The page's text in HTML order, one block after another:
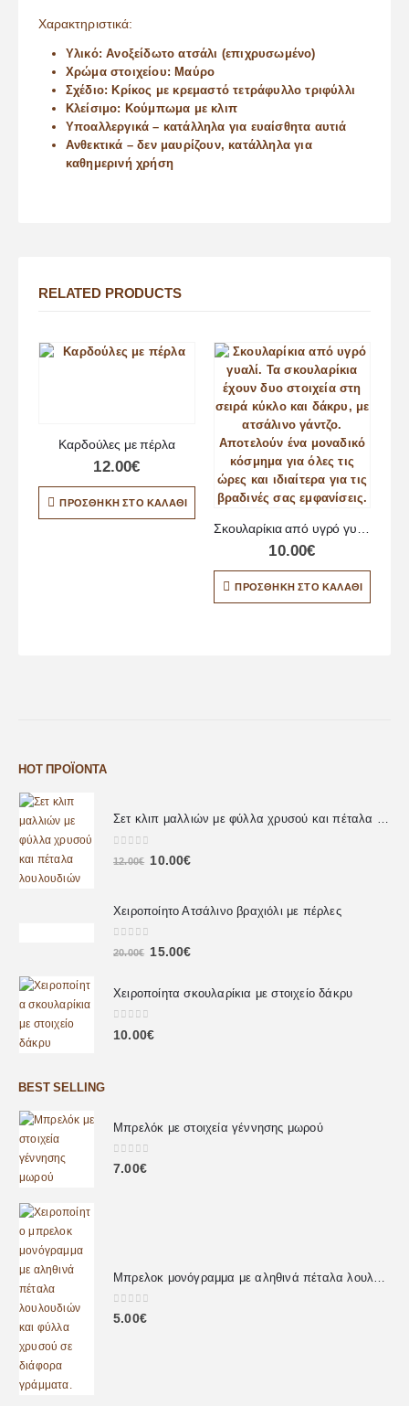
Χαρακτηριστικά:
Υλικό: Ανοξείδωτο ατσάλι (επιχρυσωμένο)
Χρώμα στοιχείου: Μαύρο
Σχέδιο: Κρίκος με κρεμαστό τετράφυλλο τριφύλλι
Κλείσιμο: Κούμπωμα με κλιπ
Υποαλλεργικά – κατάλληλα για ευαίσθητα αυτιά
Ανθεκτικά – δεν μαυρίζουν, κατάλληλα για
καθημερινή χρήση
RELATED PRODUCTS
Καρδούλες με πέρλα
12.00€
ΠΡΟΣΘΉΚΗ ΣΤΟ ΚΑΛΆΘΙ
Σκουλαρίκια από υγρό γυαλί
10.00€
ΠΡΟΣΘΉΚΗ ΣΤΟ ΚΑΛΆΘΙ
HOT ΠΡΟΪΌΝΤΑ
Σετ κλιπ μαλλιών με φύλλα χρυσού και πέταλα λουλουδιών
out of 5
12.00€ 10.00€
Χειροποίητο Ατσάλινο βραχιόλι με πέρλες
0out of 5
20.00€ 15.00€
Χειροποίητα σκουλαρίκια με στοιχείο δάκρυ
0 out of 5
10.00€
BEST SELLING
Μπρελόκ με στοιχεία γέννησης μωρού
0out of 5
7.00€
0 out of 5
5.00€